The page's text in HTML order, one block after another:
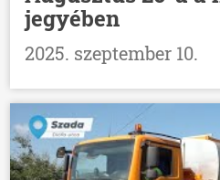
jegyében
2025. szeptember 10.